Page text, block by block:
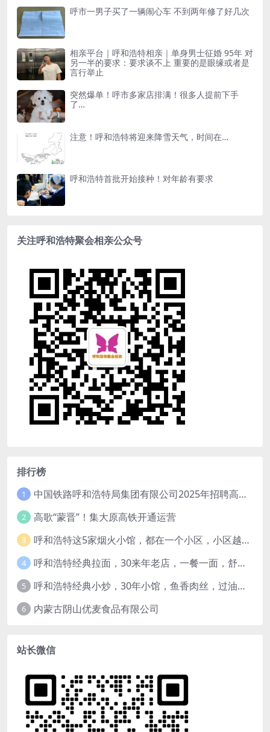
呼市一男子买了一辆闹心车 不到两年修了好几次
相亲平台｜呼和浩特相亲｜单身男士征婚 95年 对
另一半的要求：要求谈不上 重要的是眼缘或者是
言行举止
突然爆单！呼市多家店排满！很多人提前下手
了…
注意！呼和浩特将迎来降雪天气，时间在…
呼和浩特首批开始接种！对年龄有要求
关注呼和浩特聚会相亲公众号
排行榜
1 中国铁路呼和浩特局集团有限公司2025年招聘高校毕业生公告（1月15日截止）
2 高歌“蒙晋”！集大原高铁开通运营
3 呼和浩特这5家烟火小馆，都在一个小区，小区越老，小店“越破”，越有味道
4 呼和浩特经典拉面，30来年老店，一餐一面，舒服！
5 呼和浩特经典小炒，30年小馆，鱼香肉丝，过油肉土豆片，干炸里脊，全了！
6 内蒙古阴山优麦食品有限公司
站长微信